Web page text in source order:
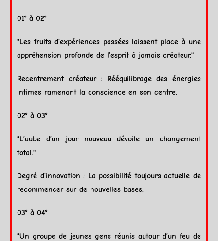
01° à 02°
"Les fruits d’expériences passées laissent place à une
appréhension profonde de l’esprit à jamais créateur."
Recentrement créateur : Rééquilibrage des énergies
intimes ramenant la conscience en son centre.
02° à 03°
"L’aube d’un jour nouveau dévoile un changement
total."
Degré d’innovation : La possibilité toujours actuelle de
recommencer sur de nouvelles bases.
03° à 04°
"Un groupe de jeunes gens réunis autour d’un feu de